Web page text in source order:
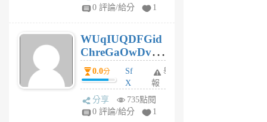
gl
個
月
前
0 評論/給分
1
WUqIUQDFGid
ChreGaOwDv
dY0.0分
Sf
X
Pe
Jc
舉
報
分享
735點閱
0 評論/給分
1